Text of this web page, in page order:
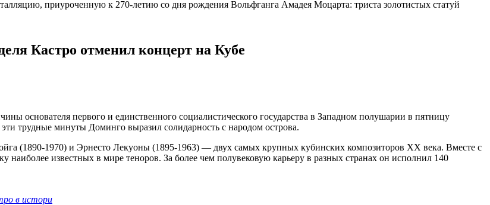
приуроченную к 270-летию со дня рождения Вольфганга Амадея Моцарта: триста золотистых статуй
Кастро отменил концерт на Кубе
основателя первого и единственного социалистического государства в Западном полушарии в пятницу
трудные минуты Доминго выразил солидарность с народом острова.
(1890-1970) и Эрнесто Лекуоны (1895-1963) — двух самых крупных кубинских композиторов XX века. Вместе с
известных в мире теноров. За более чем полувековую карьеру в разных странах он исполнил 140
в истори